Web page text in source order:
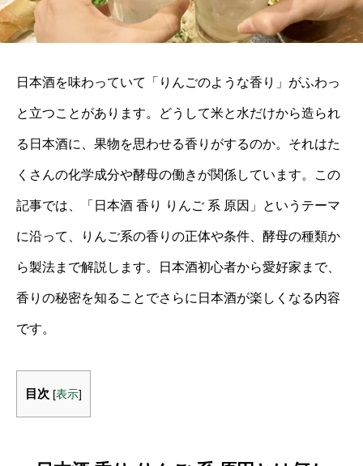
日本酒を味わっていて「りんごのような香り」がふわっ
と立つことがあります。どうして米と水だけから造られ
る日本酒に、果物を思わせる香りがするのか。それはた
くさんの化学成分や酵母の働きが関係しています。この
記事では、「日本酒 香り りんご 系 原因」というテーマ
に沿って、りんご系の香りの正体や条件、酵母の種類か
ら製法まで解説します。日本酒初心者から愛好家まで、
香りの秘密を知ることでさらに日本酒が楽しくなる内容
です。
目次 [表示]